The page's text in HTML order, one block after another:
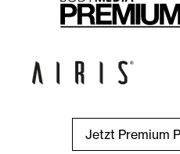
Jetzt Premium